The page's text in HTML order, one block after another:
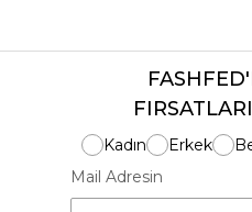
Kadın Erkek
Mail Adresin